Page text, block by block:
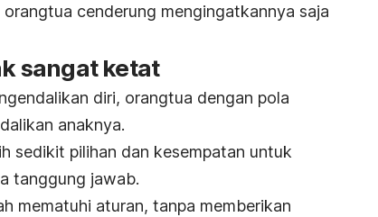
cenderung mengingatkannya saja
sangat ketat
diri, orangtua dengan pola
anaknya.
sedikit pilihan dan kesempatan untuk
tanggung jawab.
mematuhi aturan, tanpa memberikan